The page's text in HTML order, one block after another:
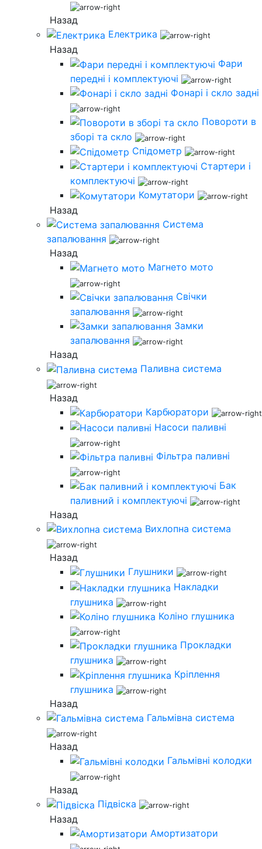
Назад
Електрика
Назад
Фари
передні і комплектуючі
Фонарі і скло задні
Повороти в
зборі та скло
Спідометр
Стартери і
комплектуючі
Комутатори
Назад
Система
запалювання
Назад
Магнето мото
Свічки
запалювання
Замки
запалювання
Назад
Паливна система
Назад
Карбюратори
Насоси паливні
Фільтра паливні
Бак
паливний і комплектуючі
Назад
Вихлопна система
Назад
Глушники
Накладки
глушника
Коліно глушника
Прокладки
глушника
Кріплення
глушника
Назад
Гальмівна система
Назад
Гальмівні колодки
Назад
Підвіска
Назад
Амортизатори